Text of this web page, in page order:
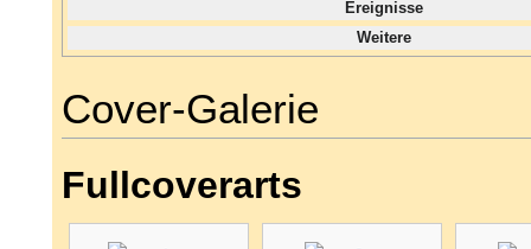
Ereignisse
Weitere
Cover-Galerie
Fullcoverarts